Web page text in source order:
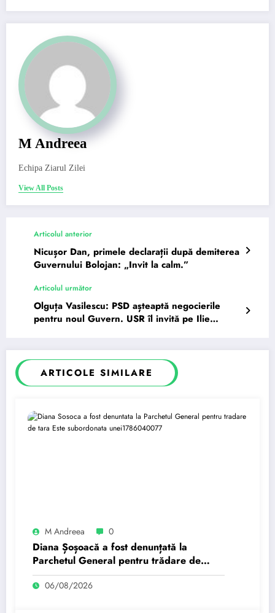
M Andreea
Echipa Ziarul Zilei
View All Posts
Articolul anterior
Nicușor Dan, primele declarații după demiterea
Guvernului Bolojan: „Invit la calm.”
Articolul următor
Olguța Vasilescu: PSD așteaptă negocierile
pentru noul Guvern. USR îl invită pe Ilie
ARTICOLE SIMILARE
M Andreea 0
Diana Șoșoacă a fost denunțată la
Parchetul General pentru trădare de
țară: „Este subordonată unei…”
06/08/2026